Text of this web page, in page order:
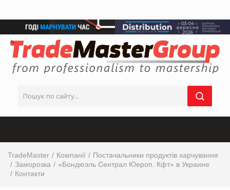
TradeMaster Компанії
Постачальники продуктів харчування
Заморозка
«Бондюэль Сентрал Юероп. Кфт» в Украине
Контакти